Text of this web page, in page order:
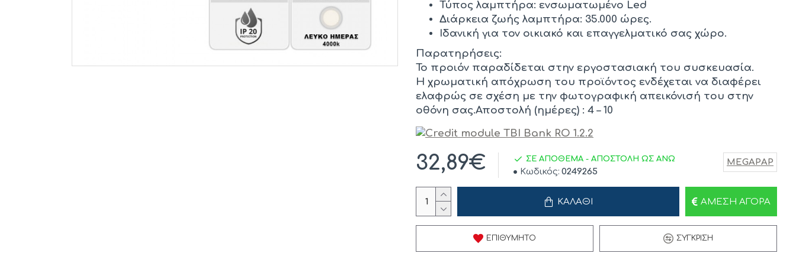
Τύπος λαμπτήρα: ενσωματωμένο Led
Διάρκεια ζωής λαμπτήρα: 35.000 ώρες.
Ιδανική για τον οικιακό και επαγγελματικό σας χώρο.
Παρατηρήσεις:
Το προιόν παραδίδεται στην εργοστασιακή του συσκευασία.
Η χρωματική απόχρωση του προϊόντος ενδέχεται να διαφέρει
ελαφρώς σε σχέση με την φωτογραφική απεικόνισή του στην
οθόνη σας.Αποστολή (ημέρες) : 4 – 10
32,89€ ΣΕ ΑΠΟΘΕΜΑ - ΑΠΟΣΤΟΛΗ ΩΣ ΑΝΩ
Κωδικός: 0249265
MEGAPAP
ΚΑΛΆΘΙ ΆΜΕΣΗ ΑΓΟΡΆ
ΕΠΙΘΥΜΗΤΌ ΣΎΓΚΡΙΣΗ